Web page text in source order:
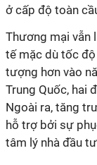
ở cấp độ toàn
Thương mại vẫn
tế mặc dù tốc
tượng hơn vào
Trung Quốc, hai
Ngoài ra, tăng
hỗ trợ bởi sự
tâm lý nhà đầu